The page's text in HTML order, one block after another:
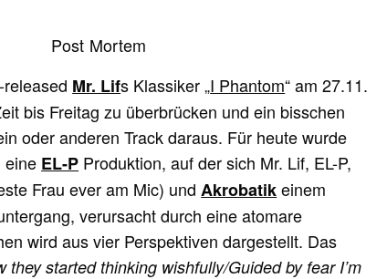
released Mr. Lifs Klassiker „I Phantom“ am 27.11.
bis Freitag zu überbrücken und ein bisschen
oder anderen Track daraus. Für heute wurde
eine EL-P Produktion, auf der sich Mr. Lif, EL-P,
Frau ever am Mic) und Akrobatikeinem
verursacht durch eine atomare
wird aus vier Perspektiven dargestellt. Das
they started thinking wishfully/Guided by fear I’m